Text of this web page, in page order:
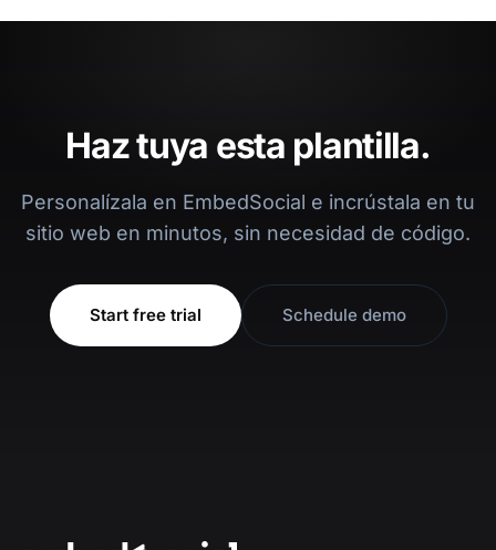
Haz tuya esta plantilla.
Personalízala en EmbedSocial e incrústala en tu
sitio web en minutos, sin necesidad de código.
Start free trial Schedule demo